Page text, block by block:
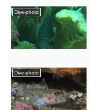
Dive-photo
Dive-photo